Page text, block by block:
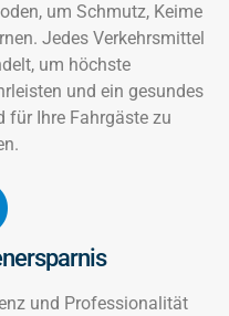
um Schmutz, Keime
Jedes Verkehrsmittel
um höchste
und ein gesundes
für Ihre Fahrgäste zu
und Professionalität